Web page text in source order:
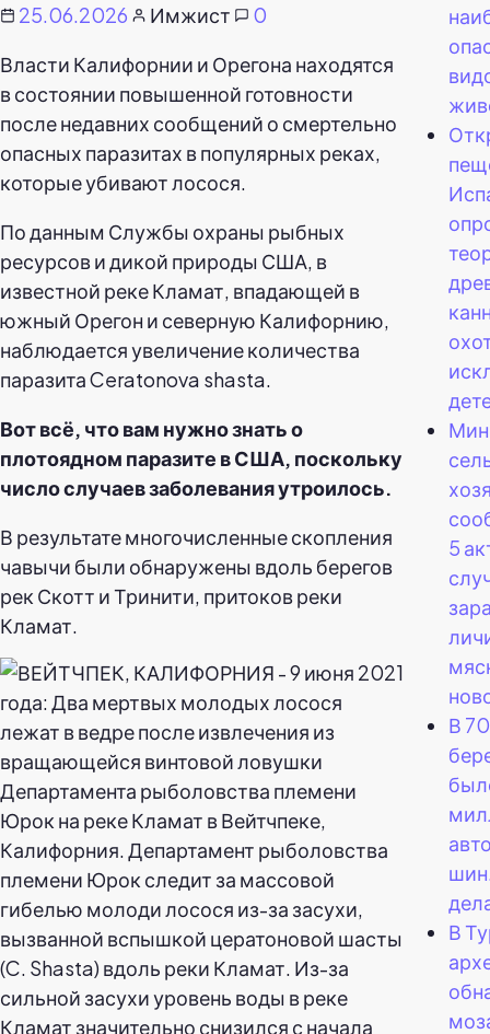
25.06.2026 Имжист
0
Власти Калифорнии и Орегона находятся
в состоянии повышенной готовности
после недавних сообщений о смертельно
опасных паразитах в популярных реках,
которые убивают лосося.
По данным Службы охраны рыбных
ресурсов и дикой природы США, в
известной реке Кламат, впадающей в
южный Орегон и северную Калифорнию,
наблюдается увеличение количества
паразита Ceratonova shasta.
Вот всё, что вам нужно знать о
плотоядном паразите в США, поскольку
число случаев заболевания утроилось.
В результате многочисленные скопления
чавычи были обнаружены вдоль берегов
рек Скотт и Тринити, притоков реки
Кламат.
5
В
В